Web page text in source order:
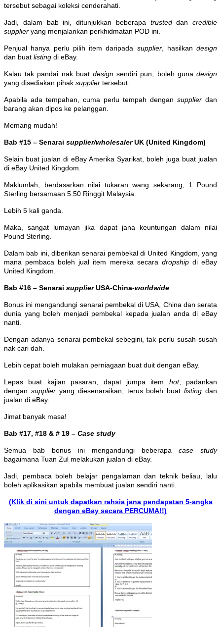
tersebut sebagai koleksi cenderahati.
Jadi, dalam bab ini, ditunjukkan beberapa trusteddan credible
supplier yang menjalankan perkhidmatan POD ini.
Penjual hanya perlu pilih item daripada supplier, hasilkan design
dan buat listing di eBay.
Kalau tak pandai nak buat design sendiri pun, boleh guna design
yang disediakan pihak supplier tersebut.
Apabila ada tempahan, cuma perlu tempah dengan supplier dan
barang akan dipos ke pelanggan.
Memang mudah!
Bab #15 – Senarai supplier/wholesalerUK (United Kingdom)
Selain buat jualan di eBay Amerika Syarikat, boleh juga buat jualan
di eBay United Kingdom.
Maklumlah, berdasarkan nilai tukaran wang sekarang, 1 Pound
Sterling bersamaan 5.50 Ringgit Malaysia.
Lebih 5 kali ganda.
Maka, sangat lumayan jika dapat jana keuntungan dalam nilai
Pound Sterling.
Dalam bab ini, diberikan senarai pembekal di United Kingdom, yang
mana pembaca boleh jual item mereka secara dropshipdi eBay
United Kingdom.
Bab #16 – Senarai supplierUSA-China-worldwide
Bonus ini mengandungi senarai pembekal di USA, China dan serata
dunia yang boleh menjadi pembekal kepada jualan anda di eBay
nanti.
Dengan adanya senarai pembekal sebegini, tak perlu susah-susah
nak cari dah.
Lebih cepat boleh mulakan perniagaan buat duit dengan eBay.
Lepas buat kajian pasaran, dapat jumpa item hot, padankan
dengan supplieryang diesenaraikan, terus boleh buatlisting dan
jualan di eBay.
Jimat banyak masa!
Bab #17, #18 & # 19 – Case study
Semua bab bonus ini mengandungi beberapa case study
bagaimana Tuan Zul melakukan jualan di eBay.
Jadi, pembaca boleh belajar pengalaman dan teknik beliau, lalu
boleh aplikasikan apabila membuat jualan sendiri nanti.
(Klik di sini untuk dapatkan rahsia jana pendapatan 5-angka
dengan eBay secara PERCUMA!!)